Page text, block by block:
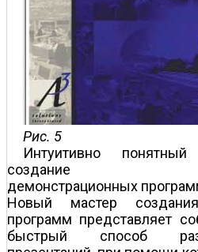
Рис. 5
Интуитивно
создание
демонстрационных
Новый мастер
программ представляет
быстрый способ